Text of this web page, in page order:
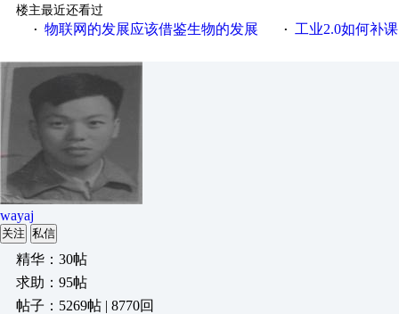
楼主最近还看过
· 物联网的发展应该借鉴生物的发展 · 工业2.0如何补课
wayaj
关注 私信
精华：30帖
求助：95帖
帖子：5269帖 | 8770回